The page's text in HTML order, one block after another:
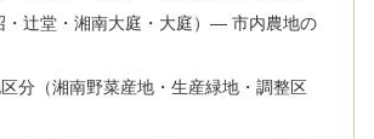
・辻堂・湘南大庭・大庭）— 市内農地の
分（湘南野菜産地・生産緑地・調整区